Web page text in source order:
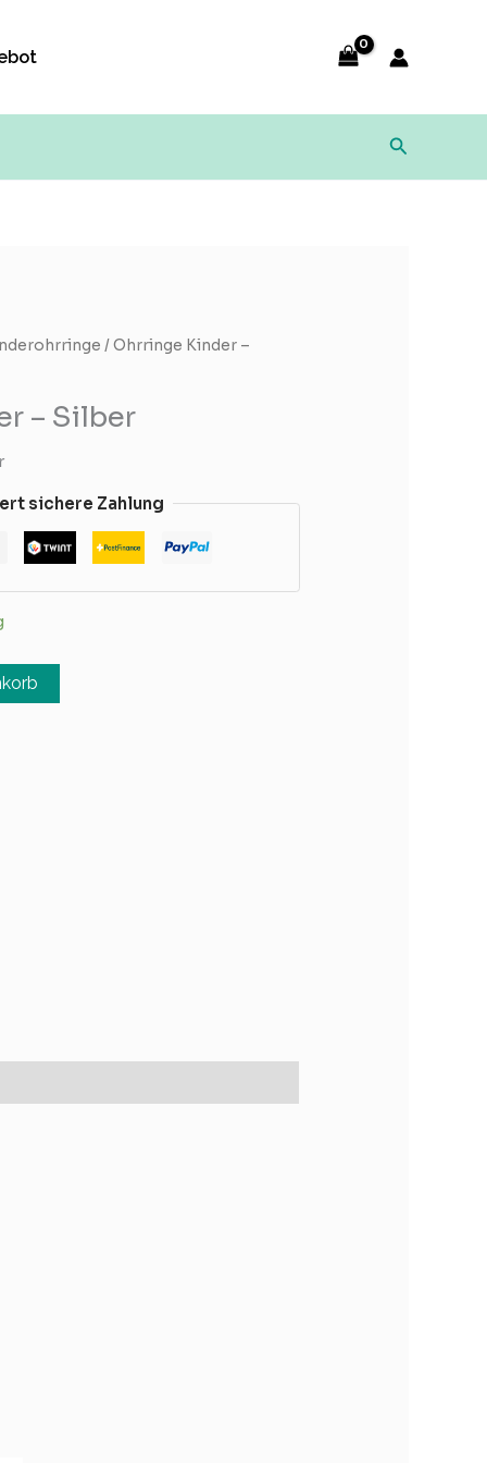
Suchen
/ Ohrringe Kinder –
– Silber
sichere Zahlung